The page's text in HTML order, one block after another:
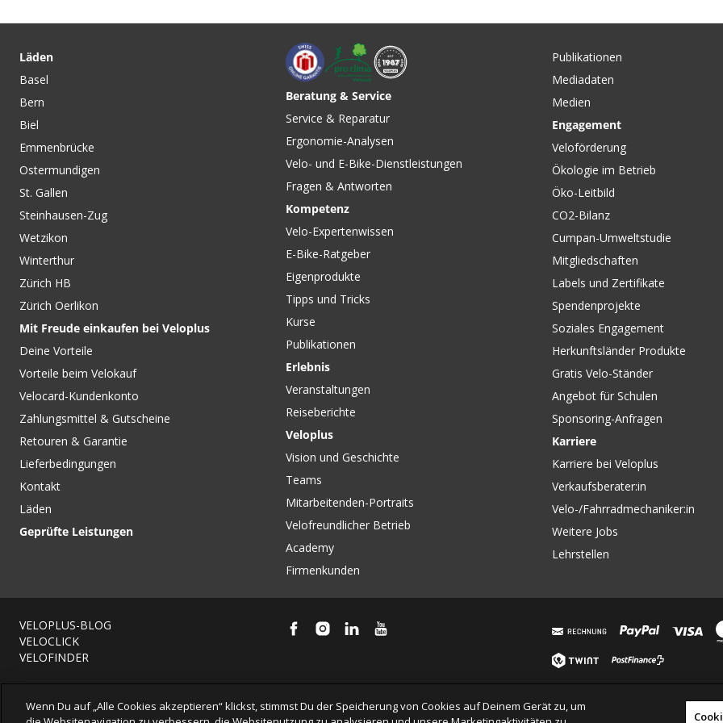
CHF 109.00
XTR PD-M9120 Klickpedal /
schwarz von SHIMANO
CHF 239.00 CHF 279.00
MANIFEST SPHERICAL MIPS
Bikehelm matte black von
CHF 279.00
MANIFEST SPHERICAL MIPS
Bikehelm matte white/black
von GIRO
Läden
Basel
Bern
Biel
Emmenbrücke
Ostermundigen
St. Gallen
Steinhausen-Zug
Wetzikon
Winterthur
Zürich HB
Zürich Oerlikon
Mit Freude einkaufen bei Veloplus
Deine Vorteile
Vorteile beim Velokauf
Velocard-Kundenkonto
Zahlungsmittel & Gutscheine
Retouren & Garantie
Lieferbedingungen
Kontakt
Läden
Geprüfte Leistungen
Beratung & Service
Service & Reparatur
Ergonomie-Analysen
Velo- und E-Bike-Dienstleistungen
Fragen & Antworten
Kompetenz
Velo-Expertenwissen
E-Bike-Ratgeber
Eigenprodukte
Tipps und Tricks
Kurse
Publikationen
Erlebnis
Veranstaltungen
Reiseberichte
Veloplus
Vision und Geschichte
Teams
Mitarbeitenden-Portraits
Velofreundlicher Betrieb
Academy
Firmenkunden
Publikationen
Mediadaten
Medien
Engagement
Veloförderung
Ökologie im Betrieb
Öko-Leitbild
CO2-Bilanz
Cumpan-Umweltstudie
Mitgliedschaften
Labels und Zertifikate
Spendenprojekte
Soziales Engagement
Herkunftsländer Produkte
Gratis Velo-Ständer
Angebot für Schulen
Sponsoring-Anfragen
Karriere
Karriere bei Veloplus
Verkaufsberater:in
Velo-/Fahrradmechaniker:in
Weitere Jobs
Lehrstellen
VELOPLUS-BLOG
VELOCLICK
VELOFINDER
Wenn Du auf „Alle Cookies akzeptieren“ klickst, stimmst Du der Speicherung von Cookies auf Deinem Gerät zu, um